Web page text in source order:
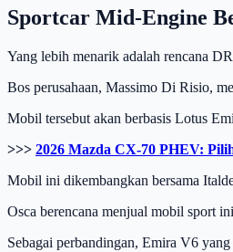
Sportcar Mid-Engine
Yang lebih menarik adalah rencana
Bos perusahaan, Massimo Di Risio,
Mobil tersebut akan berbasis Lotus
>>> 2026 Mazda CX-70 PHEV:
Mobil ini dikembangkan bersama
Osca berencana menjual mobil sport
Sebagai perbandingan, Emira V6